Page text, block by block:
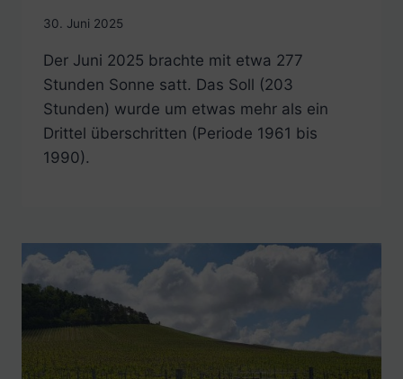
30. Juni 2025
Der Juni 2025 brachte mit etwa 277
Stunden Sonne satt. Das Soll (203
Stunden) wurde um etwas mehr als ein
Drittel überschritten (Periode 1961 bis
1990).